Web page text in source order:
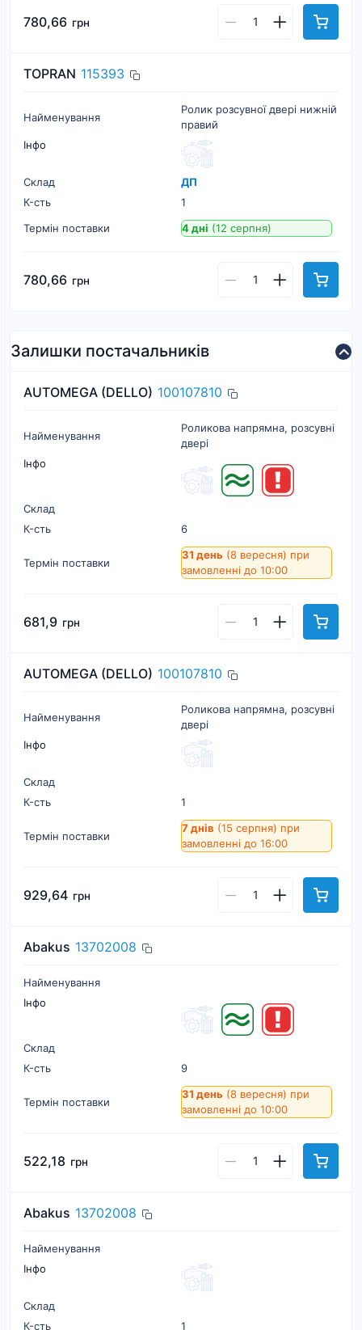
780,66 грн
TOPRAN 115393
Найменування
Ролик розсувної двері нижній
правий
Інфо
Склад
ДП
К-cть
1
Термін поставки
4 дні (12 серпня)
780,66 грн
Залишки постачальників
AUTOMEGA (DELLO) 100107810
Найменування
Роликова напрямна, розсувні
двері
Інфо
Склад
К-cть
6
Термін поставки
31 день (8 вересня) при
замовленні до 10:00
681,9 грн
AUTOMEGA (DELLO) 100107810
Найменування
Роликова напрямна, розсувні
двері
Інфо
Склад
К-cть
1
Термін поставки
7 днів (15 серпня) при
замовленні до 16:00
929,64 грн
Abakus 13702008
Найменування
Інфо
Склад
К-cть
9
Термін поставки
31 день (8 вересня) при
замовленні до 10:00
522,18 грн
Abakus 13702008
Найменування
Інфо
Склад
К-cть
1